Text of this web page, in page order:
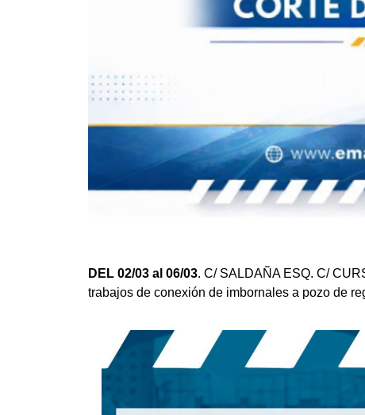
DEL 02/03 al 06/03. C/ SALDAÑA ESQ. C/
trabajos de conexión de imbornales a pozo de